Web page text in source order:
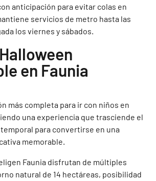
anticipación para evitar colas en
servicios de metro hasta las
los viernes y sábados.
en Faunia
más completa para ir con niños en
una experiencia que trasciende el
para convertirse en una
memorable.
Faunia disfrutan de múltiples
natural de 14 hectáreas, posibilidad